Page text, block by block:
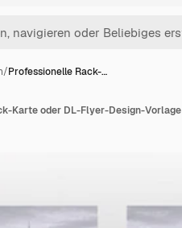
/Professionelle Rack-…
Karte oder DL-Flyer-Design-Vorlage